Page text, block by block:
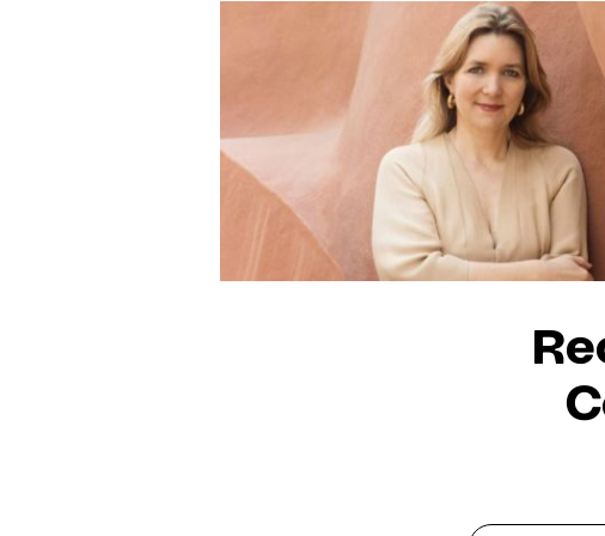
prix Her Art qui célèbre,
commissariat de Marion
création féminine.